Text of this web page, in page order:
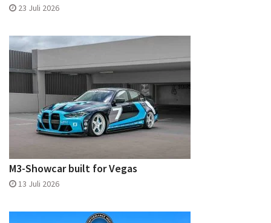
23 Juli 2026
M3-Showcar built for Vegas
13 Juli 2026